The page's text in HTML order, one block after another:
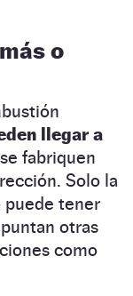
o
llegar a
fabriquen
Solo la
puede tener
otras
como